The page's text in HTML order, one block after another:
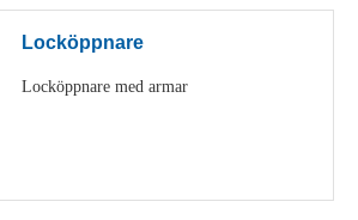
Locköppnare
Locköppnare med armar